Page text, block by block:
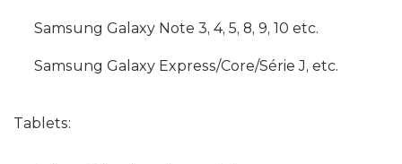
Samsung Galaxy Note 3, 4, 5, 8, 9, 10 etc.
Samsung Galaxy Express/Core/Série J, etc.
Tablets: